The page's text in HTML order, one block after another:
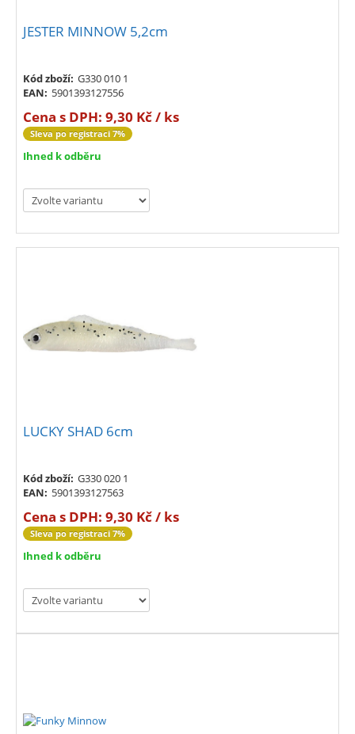
JESTER MINNOW 5,2cm
Kód zboží: G330 010 1
EAN: 5901393127556
Cena s DPH: 9,30 Kč / ks
Sleva po registraci 7%
Ihned k odběru
LUCKY SHAD 6cm
Kód zboží: G330 020 1
EAN: 5901393127563
Cena s DPH: 9,30 Kč / ks
Sleva po registraci 7%
Ihned k odběru